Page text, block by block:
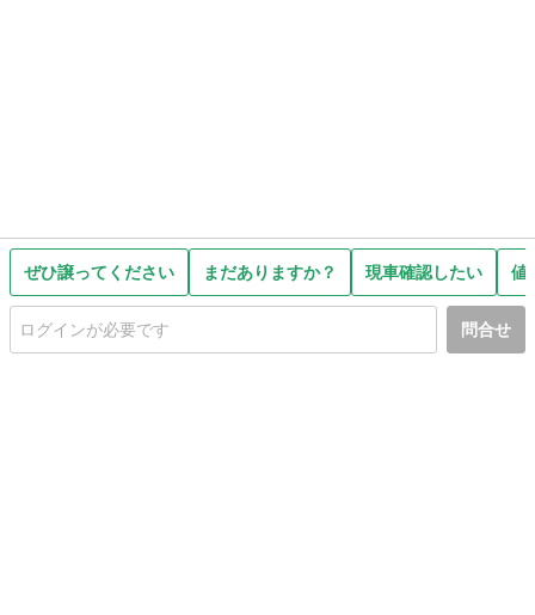
ぜひ譲ってください まだありますか？ 現車確認したい 値
問合せ